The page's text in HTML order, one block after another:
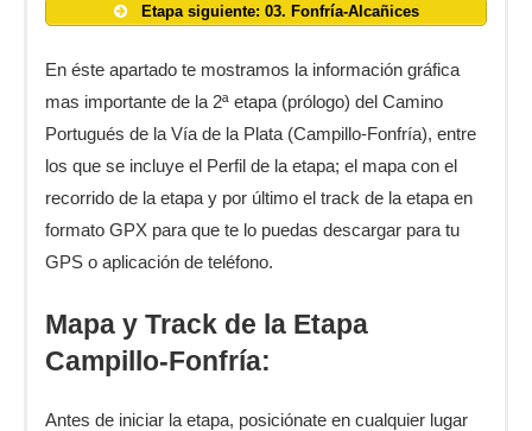
Etapa siguiente: 03. Fonfría-Alcañices
En éste apartado te mostramos la información gráfica
mas importante de la 2ª etapa (prólogo) del Camino
Portugués de la Vía de la Plata (Campillo-Fonfría), entre
los que se incluye el Perfil de la etapa; el mapa con el
recorrido de la etapa y por último el track de la etapa en
formato GPX para que te lo puedas descargar para tu
GPS o aplicación de teléfono.
Mapa y Track de la Etapa
Campillo-Fonfría:
Antes de iniciar la etapa, posiciónate en cualquier lugar